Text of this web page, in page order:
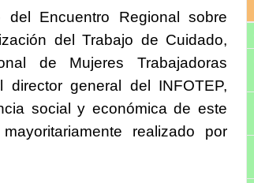
Encuentro Regional sobre
del Trabajo de Cuidado,
de Mujeres Trabajadoras
general del INFOTEP,
social y económica de este
realizado por